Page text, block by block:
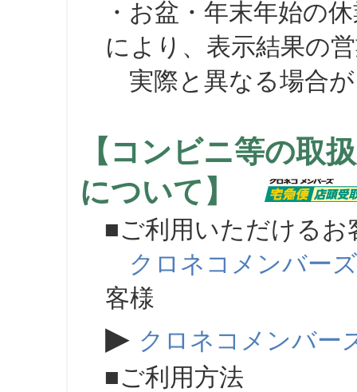
・お盆・年末年始の
により、表示結果の
実際と異なる場合が
【コンビニ等の取
について】
■ご利用いただけるお
クロネコメンバーズ
客様
▶ クロネコメンバー
■ご利用方法